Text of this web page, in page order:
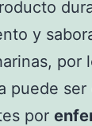
y
por
puede
por